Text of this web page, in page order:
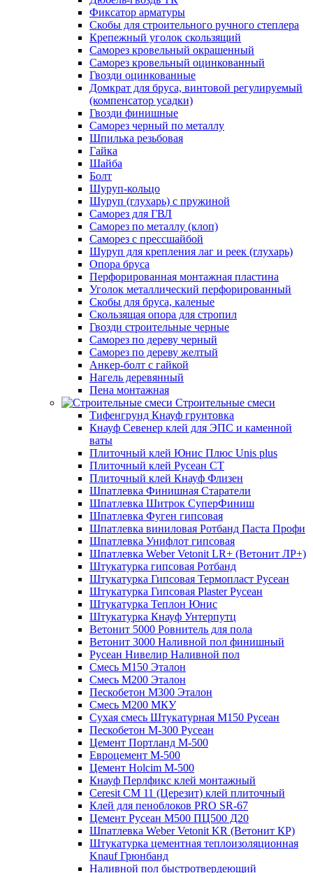
Фиксатор арматуры
Скобы для строительного ручного степлера
Крепежный уголок скользящий
Саморез кровельный окрашенный
Саморез кровельный оцинкованный
Гвозди оцинкованные
Домкрат для бруса, винтовой регулируемый
(компенсатор усадки)
Гвозди финишные
Саморез черный по металлу
Шпилька резьбовая
Гайка
Шайба
Болт
Шуруп-кольцо
Шуруп (глухарь) с пружиной
Саморез для ГВЛ
Саморез по металлу (клоп)
Саморез с прессшайбой
Шуруп для крепления лаг и реек (глухарь)
Опора бруса
Перфорированная монтажная пластина
Уголок металлический перфорированный
Скобы для бруса, каленые
Скользящая опора для стропил
Гвозди строительные черные
Саморез по дереву черный
Саморез по дереву желтый
Анкер-болт с гайкой
Нагель деревянный
Пена монтажная
Строительные смеси
Тифенгрунд Кнауф грунтовка
Кнауф Севенер клей для ЭПС и каменной
ваты
Плиточный клей Юнис Плюс Unis plus
Плиточный клей Русеан СТ
Плиточный клей Кнауф Флизен
Шпатлевка Финишная Старатели
Шпатлевка Шитрок СуперФиниш
Шпатлевка Фуген гипсовая
Шпатлевка виниловая Ротбанд Паста Профи
Шпатлевка Унифлот гипсовая
Шпатлевка Weber Vetonit LR+ (Ветонит ЛР+)
Штукатурка гипсовая Ротбанд
Штукатурка Гипсовая Термопласт Русеан
Штукатурка Гипсовая Plaster Русеан
Штукатурка Теплон Юнис
Штукатурка Кнауф Унтерпутц
Ветонит 5000 Ровнитель для пола
Ветонит 3000 Наливной пол финишный
Русеан Нивелир Наливной пол
Смесь М150 Эталон
Смесь М200 Эталон
Пескобетон М300 Эталон
Смесь М200 МКУ
Сухая смесь Штукатурная М150 Русеан
Пескобетон М-300 Русеан
Цемент Портланд М-500
Евроцемент М-500
Цемент Holcim М-500
Кнауф Перлфикс клей монтажный
Сeresit СМ 11 (Церезит) клей плиточный
Клей для пеноблоков PRO SR-67
Цемент Русеан М500 ПЦ500 Д20
Шпатлевка Weber Vetonit KR (Ветонит КР)
Штукатурка цементная теплоизоляционная
Knauf Грюнбанд
Наливной пол быстротвердеющий